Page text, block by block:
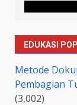
EDUKASI
Metode
Pembagian
(3,002)